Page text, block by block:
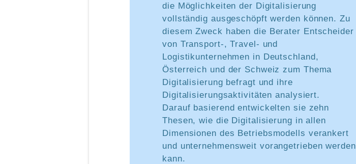
die Möglichkeiten der Digitalisierung
vollständig ausgeschöpft werden können. Zu
diesem Zweck haben die Berater Entscheider
von Transport-, Travel- und
Logistikunternehmen in Deutschland,
Österreich und der Schweiz zum Thema
Digitalisierung befragt und ihre
Digitalisierungsaktivitäten analysiert.
Darauf basierend entwickelten sie zehn
Thesen, wie die Digitalisierung in allen
Dimensionen des Betriebsmodells verankert
und unternehmensweit vorangetrieben werden
kann.